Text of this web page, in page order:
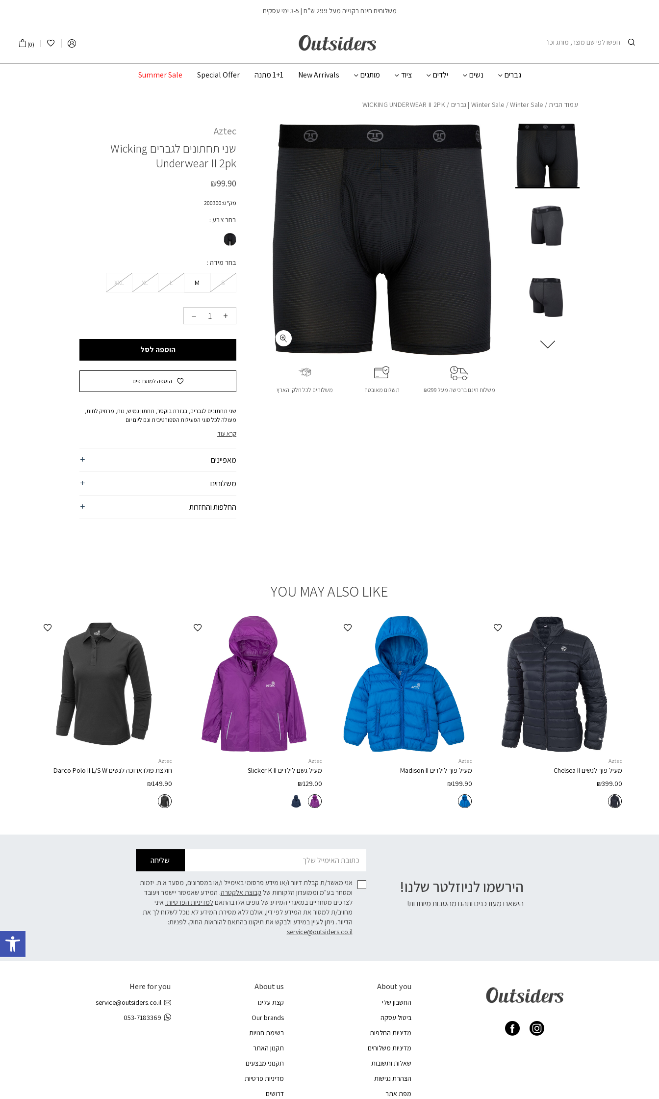
משלוחים חינם בקנייה מעל 299 ש”ח | 3-5 ימי עסקים
הרשימה שלי
0
חיפוש
גברים נשים ילדים ציוד מותגים New Arrivals 1+1 מתנה Special Offer
Summer Sale
עמוד הבית/
Winter Sale /Winter Sale | גברים / WICKING UNDERWEAR II 2PK
Aztec
שני תחתונים לגברים Wicking
Underwear II 2pk
₪99.90
מק"ט:200300
בחר צבע
בחר מידה
S
M
L
XL
XXL
הוספה לסל
הוספה למועדפים
שני תחתונים לגברים, בגזרת בוקסר, תחתון גמיש, נוח, מרחיק לחות,
מעולה לכל סוגי הפעילות הספורטיבית וגם ליום יום
קרא עוד
מאפיינים
משלוחים
החלפות והחזרות
משלוח חינם ברכישה מעל ₪299 תשלום מאובטח משלוחים לכל חלקי הארץ
YOU MAY ALSO LIKE
הוספה למועדפים
Aztec
מעיל פוך לנשים Chelsea II
₪399.00
הוספה למועדפים
Aztec
מעיל פוך לילדים Madison II
₪199.90
הוספה למועדפים
Aztec
מעיל גשם לילדים Slicker K II
₪129.00
הוספה למועדפים
Aztec
חולצת פולו ארוכה לנשיםDarco Polo II L/S W
₪149.90
הירשמו לניוזלטר שלנו!
הישארו מעודכנים ותהנו מהטבות מיוחדות!
שליחה
אני מאשר/ת קבלת דיוור ו/או מידע פרסומי באימייל ו/או במסרונים, מסער א.ת. יזמות
ומסחר בע"מ וממועדון הלקוחות של קבוצת אלקטרה. המידע שאמסור יישמר ויעובד
לצרכים מסחריים במאגרי המידע של גופים אלו בהתאםלמדיניות הפרטיות. איני
מחויב/ת למסור את המידע לפי דין, אולם ללא מסירת המידע לא נוכל לשלוח לך את
הדיוור. ניתן לעיין במידע ולבקש את תיקונו בהתאם להוראות החוק. לפניות:
service@outsiders.co.il
About you
החשבון שלי
ביטול עסקה
מדיניות החלפות
מדיניות משלוחים
שאלות ותשובות
הצהרת נגישות
מפת אתר
About us
קצת עלינו
Our brands
רשימת חנויות
תקנון האתר
תקנוני מבצעים
מדיניות פרטיות
דרושים
Here for you
service@outsiders.co.il
053-7183369